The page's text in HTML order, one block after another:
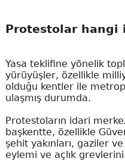
Protestolar hangi
Yasa teklifine yönelik
yürüyüşler, özellikle
olduğu kentler ile
ulaşmış durumda.
Protestoların idari
başkentte, özellikle
şehit yakınları, gaziler
eylemi ve açlık